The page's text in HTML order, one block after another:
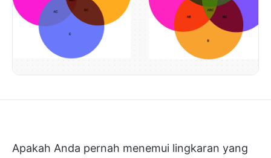
Apakah Anda pernah menemui lingkaran yang